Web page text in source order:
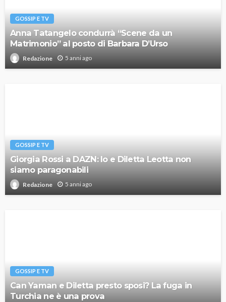
GOSSIP E TV
Anna Tatangelo condurrà “Scene da un
Matrimonio” al posto di Barbara D’Urso
Redazione 5 anni ago
GOSSIP E TV
Giorgia Rossi a DAZN: Io e Diletta Leotta non
siamo paragonabili
Redazione 5 anni ago
GOSSIP E TV
Can Yaman e Diletta presto sposi? La fuga in
Turchia ne è una prova